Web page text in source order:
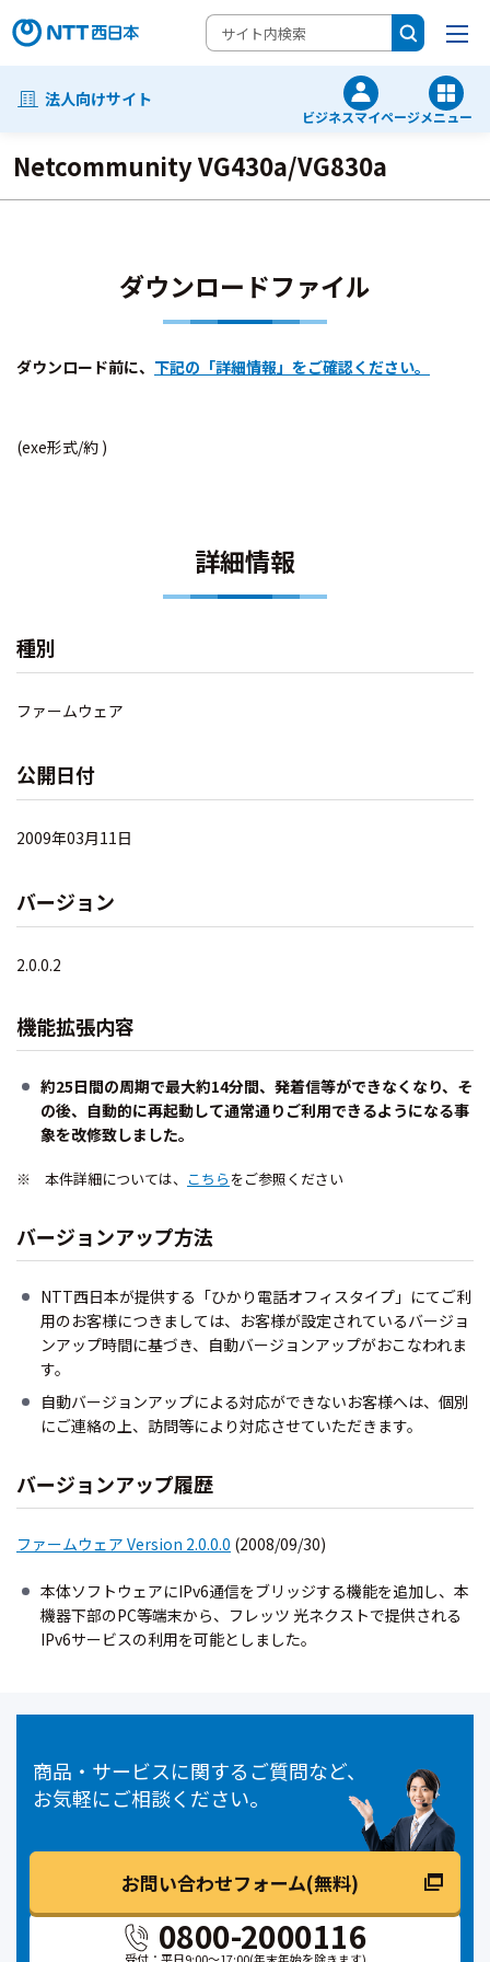
法人向けサイト
ビジネスマイページメニュー
Netcommunity VG430a/VG830a
ダウンロードファイル
ダウンロード前に、 下記の「詳細情報」をご確認ください。
(exe形式/約 )
詳細情報
種別
ファームウェア
公開日付
2009年03月11日
バージョン
2.0.0.2
機能拡張内容
約25日間の周期で最大約14分間、発着信等ができなくなり、そ
の後、自動的に再起動して通常通りご利用できるようになる事
象を改修致しました。
※ 本件詳細については、 こちらをご参照ください
バージョンアップ方法
NTT西日本が提供する「ひかり電話オフィスタイプ」にてご利
用のお客様につきましては、お客様が設定されているバージョ
ンアップ時間に基づき、自動バージョンアップがおこなわれま
す。
自動バージョンアップによる対応ができないお客様へは、個別
にご連絡の上、訪問等により対応させていただきます。
バージョンアップ履歴
ファームウェア Version 2.0.0.0 (2008/09/30)
本体ソフトウェアにIPv6通信をブリッジする機能を追加し、本
機器下部のPC等端末から、フレッツ 光ネクストで提供される
IPv6サービスの利用を可能としました。
商品・サービスに関するご質問など、
お気軽にご相談ください。
0800-2000116
お問い合わせフォーム(無料)